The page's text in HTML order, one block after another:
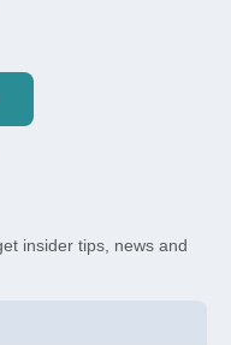
insider tips, news and